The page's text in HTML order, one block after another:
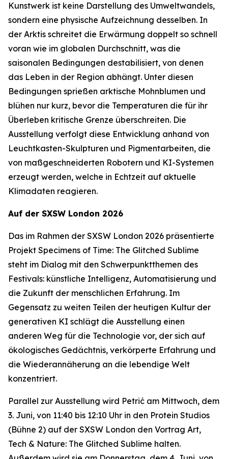
Kunstwerk ist keine Darstellung des Umweltwandels,
sondern eine physische Aufzeichnung desselben. In
der Arktis schreitet die Erwärmung doppelt so schnell
voran wie im globalen Durchschnitt, was die
saisonalen Bedingungen destabilisiert, von denen
das Leben in der Region abhängt. Unter diesen
Bedingungen sprießen arktische Mohnblumen und
blühen nur kurz, bevor die Temperaturen die für ihr
Überleben kritische Grenze überschreiten. Die
Ausstellung verfolgt diese Entwicklung anhand von
Leuchtkasten-Skulpturen und Pigmentarbeiten, die
von maßgeschneiderten Robotern und KI-Systemen
erzeugt werden, welche in Echtzeit auf aktuelle
Klimadaten reagieren.
Auf der SXSW London 2026
Das im Rahmen der SXSW London 2026 präsentierte
Projekt Specimens of Time: The Glitched Sublime
steht im Dialog mit den Schwerpunktthemen des
Festivals: künstliche Intelligenz, Automatisierung und
die Zukunft der menschlichen Erfahrung. Im
Gegensatz zu weiten Teilen der heutigen Kultur der
generativen KI schlägt die Ausstellung einen
anderen Weg für die Technologie vor, der sich auf
ökologisches Gedächtnis, verkörperte Erfahrung und
die Wiederannäherung an die lebendige Welt
konzentriert.
Parallel zur Ausstellung wird Petrić am Mittwoch, dem
3. Juni, von 11:40 bis 12:10 Uhr in den Protein Studios
(Bühne 2) auf der SXSW London den Vortrag Art,
Tech & Nature: The Glitched Sublime halten.